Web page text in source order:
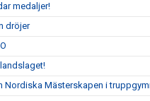
medaljer!
dröjer
Nordiska Mästerskapen i